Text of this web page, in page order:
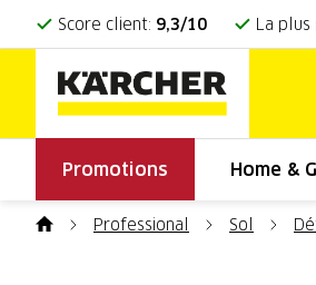
Score client: 9,3/10 La
Promotions Home &
Professional Sol